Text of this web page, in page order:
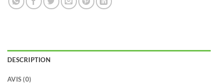
DESCRIPTION
AVIS (0)